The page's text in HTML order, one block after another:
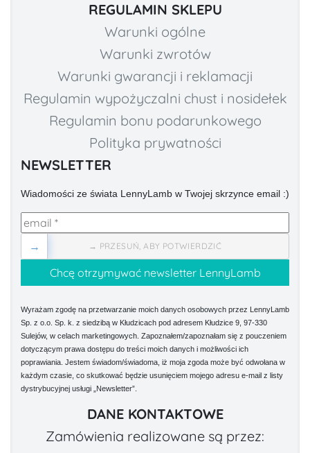
REGULAMIN SKLEPU
Warunki ogólne
Warunki zwrotów
Warunki gwarancji i reklamacji
Regulamin wypożyczalni chust i nosidełek
Regulamin bonu podarunkowego
Polityka prywatności
NEWSLETTER
Wiadomości ze świata LennyLamb w Twojej skrzynce email :)
→ PRZESUŃ, ABY POTWIERDZIĆ
→
Wyrażam zgodę na przetwarzanie moich danych osobowych przez LennyLamb
Sp. z o.o. Sp. k. z siedzibą w Kłudzicach pod adresem Kłudzice 9, 97-330
Sulejów, w celach marketingowych. Zapoznałem/zapoznałam się z pouczeniem
dotyczącym prawa dostępu do treści moich danych i możliwości ich
poprawiania. Jestem świadom/świadoma, iż moja zgoda może być odwołana w
każdym czasie, co skutkować będzie usunięciem mojego adresu e-mail z listy
dystrybucyjnej usługi „Newsletter”.
DANE KONTAKTOWE
Zamówienia realizowane są przez: